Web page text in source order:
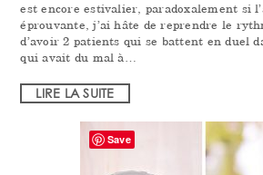
est encore estivalier, paradoxalement si
éprouvante, j’ai hâte de reprendre le
d’avoir 2 patients qui se battent en duel
qui avait du mal à…
LIRE LA SUITE
Save